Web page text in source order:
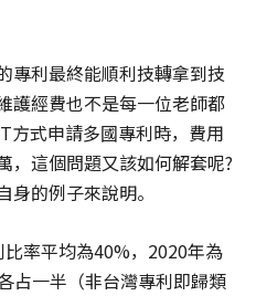
專利最終能順利技轉拿到技
護經費也不是每一位老師都
方式申請多國專利時，費用
，這個問題又該如何解套呢?
的例子來說明。
率平均為40%，2020年為
占一半（非台灣專利即歸類